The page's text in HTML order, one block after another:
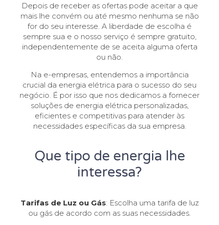
Depois de receber as ofertas pode aceitar a que
mais lhe convém ou até mesmo nenhuma se não
for do seu interesse. A liberdade de escolha é
sempre sua e o nosso serviço é sempre gratuito,
independentemente de se aceita alguma oferta
ou não.
Na e-empresas, entendemos a importância
crucial da energia elétrica para o sucesso do seu
negócio. É por isso que nos dedicamos a fornecer
soluções de energia elétrica personalizadas,
eficientes e competitivas para atender às
necessidades específicas da sua empresa.
Que tipo de energia lhe
interessa?
Tarifas de Luz ou Gás: Escolha uma tarifa de luz
ou gás de acordo com as suas necessidades.